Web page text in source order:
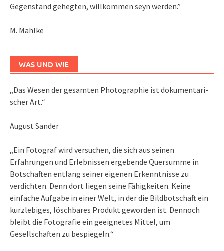
Gegenstand gehegten, willkommen seyn werden.”
M. Mahlke
WAS UND WIE
„Das We­sen der ge­sam­ten Pho­to­gra­phie ist do­ku­men­ta­ri­
scher Art.“
August Sander
„Ein Fotograf wird versuchen, die sich aus seinen
Erfahrungen und Erlebnissen ergebende Quersumme in
Botschaften entlang seiner eigenen Erkenntnisse zu
verdichten. Denn dort liegen seine Fähigkeiten. Keine
einfache Aufgabe in einer Welt, in der die Bildbotschaft ein
kurzlebiges, löschbares Produkt geworden ist. Dennoch
bleibt die Fotografie ein geeignetes Mittel, um
Gesellschaften zu bespiegeln.“